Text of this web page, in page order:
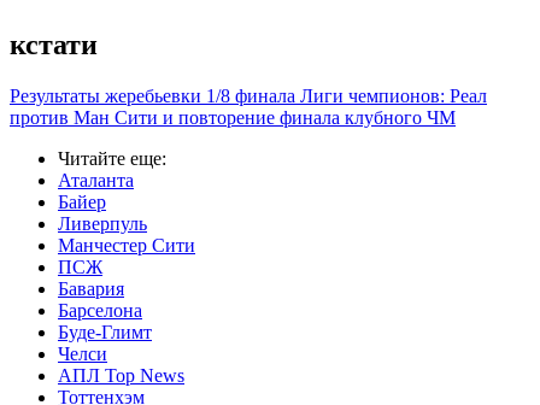
кстати
Результаты жеребьевки 1/8 финала Лиги чемпионов: Реал
против Ман Сити и повторение финала клубного ЧМ
Читайте еще:
Аталанта
Байер
Ливерпуль
Манчестер Сити
ПСЖ
Бавария
Барселона
Буде-Глимт
Челси
АПЛ Top News
Тоттенхэм